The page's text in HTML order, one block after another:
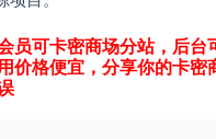
员可卡密商场分站，后台
价格便宜，分享你的卡密